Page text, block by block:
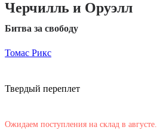
Черчилль и Оруэлл
Битва за свободу
Томас Рикс
Твердый переплет
Ожидаем поступления на склад в августе.